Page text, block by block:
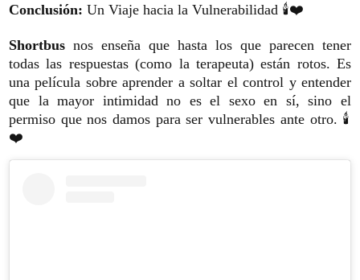
Conclusión: Un Viaje hacia la Vulnerabilidad 🕯️❤️
Shortbus nos enseña que hasta los que parecen tener
todas las respuestas (como la terapeuta) están rotos. Es
una película sobre aprender a soltar el control y entender
que la mayor intimidad no es el sexo en sí, sino el
permiso que nos damos para ser vulnerables ante otro. 🕯️
❤️